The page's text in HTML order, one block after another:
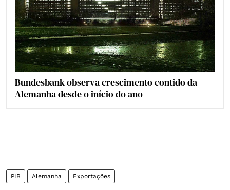
Bundesbank observa crescimento contido da
Alemanha desde o início do ano
PIB Alemanha Exportações